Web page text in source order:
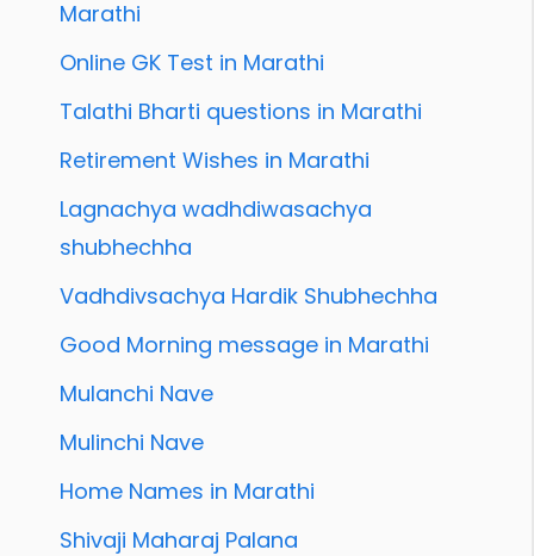
Marathi
Online GK Test in Marathi
Talathi Bharti questions in Marathi
Retirement Wishes in Marathi
Lagnachya wadhdiwasachya
shubhechha
Vadhdivsachya Hardik Shubhechha
Good Morning message in Marathi
Mulanchi Nave
Mulinchi Nave
Home Names in Marathi
Shivaji Maharaj Palana